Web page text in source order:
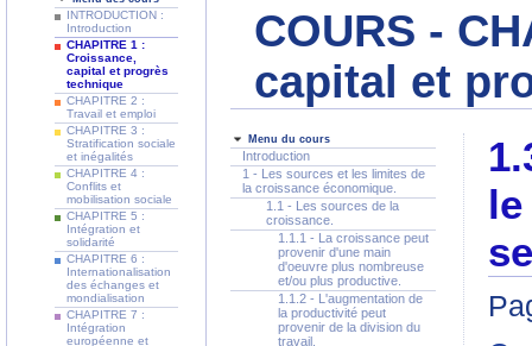
INTRODUCTION :
Introduction
CHAPITRE 1 :
Croissance,
capital et progrès
technique
CHAPITRE 2 :
Travail et emploi
CHAPITRE 3 :
Stratification sociale
et inégalités
CHAPITRE 4 :
Conflits et
mobilisation sociale
CHAPITRE 5 :
Intégration et
solidarité
CHAPITRE 6 :
Internationalisation
des échanges et
mondialisation
CHAPITRE 7 :
Intégration
européenne et
COURS -
capital et
Menu du cours
Introduction
1 - Les sources et les limites de
la croissance économique.
1.1 - Les sources de la
croissance.
1.1.1 - La croissance peut
provenir d'une main
d'oeuvre plus nombreuse
et/ou plus productive.
1.1.2 - L'augmentation de
la productivité peut
provenir de la division du
travail.